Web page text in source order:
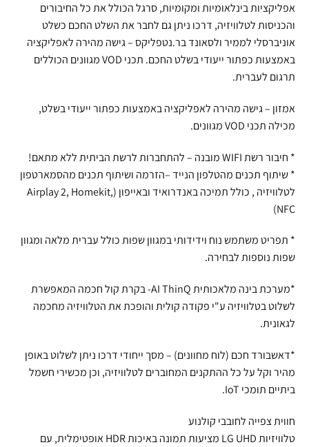
אפליקציות בינלאומיות ומקומיות, סרגל הכולל את כל החיבורים
והכניסות לטלוויזיה, דרכו ניתן גם לחבר את השלט החכם כשלט
אוניברסלי לממיר ולסאונד בר.נטפליקס – גישה מהירה לאפליקציה
באמצעות כפתור ייעודי בשלט החכם. תכני VOD מגוונים הכוללים
תרגום לעברית.
אמזון – גישה מהירה לאפליקציה באמצעות כפתור ייעודי בשלט,
מכילה תכני VOD מגוונים.
* חיבור רשת WIFI מובנה – להתחברות לרשת הביתית ללא מתאם!
* שיתוף תכנים מהטלפון הנייד –הזרמה ושיתוף תכנים מהסמארטפון
לטלוויזיה , כולל תמיכה באנדרואיד ובאייפון (Airplay 2, Homekit,
NFC)
* תפריט משתמש נוח וידידותי במגוון שפות כולל עברית מלאה ומגוון
שפות נוספות לבחירה.
*מערכת בינה מלאכותית AI ThinQ- בקרת קול חכמה המאפשרת
לשלוט בטלוויזיה ע"י פקודה קולית והופכת את הטלוויזיה מחכמה
לגאונית.
*דאשבורד חכם (לוח מחוונים) – מסך ייחודי דרכו ניתן לשלוט באופן
מהיר וקל על כל ההתקנים המחוברים לטלוויזיה, וכן מכשירי חשמל
ביתיים תומכי IoT.
חווית צפייה לחובבי קולנוע
טלוויזיות LG UHD מציעות תמונה באיכות HDR אופטימלית, עם